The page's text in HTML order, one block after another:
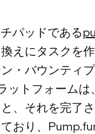
パッドである
えにタスクを
・バウンティ
ットフォーム
、それを完了
おり、